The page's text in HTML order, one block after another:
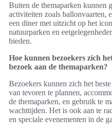
Buiten de themaparken kunnen
activiteiten zoals ballonvaarten,
een diner met uitzicht op het
natuurparken en
bieden.
Hoe kunnen bezoekers zich
bezoek aan de themaparken?
Bezoekers kunnen zich het
van tevoren te plannen,
de themaparken, en gebruik te
wachttijden. Het is ook aan te
en speciale evenementen in de